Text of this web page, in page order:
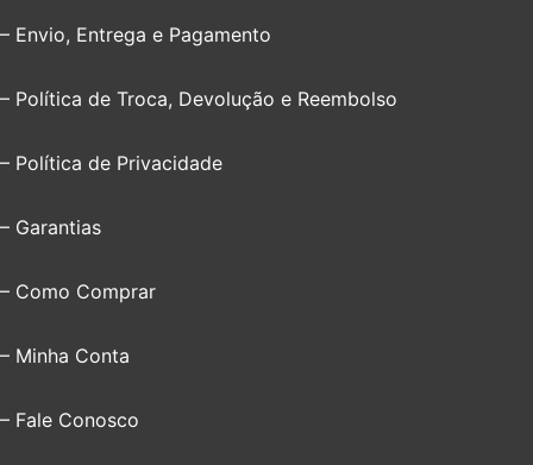
– Envio, Entrega e Pagamento
– Política de Troca, Devolução e Reembolso
– Política de Privacidade
– Garantias
– Como Comprar
– Minha Conta
– Fale Conosco